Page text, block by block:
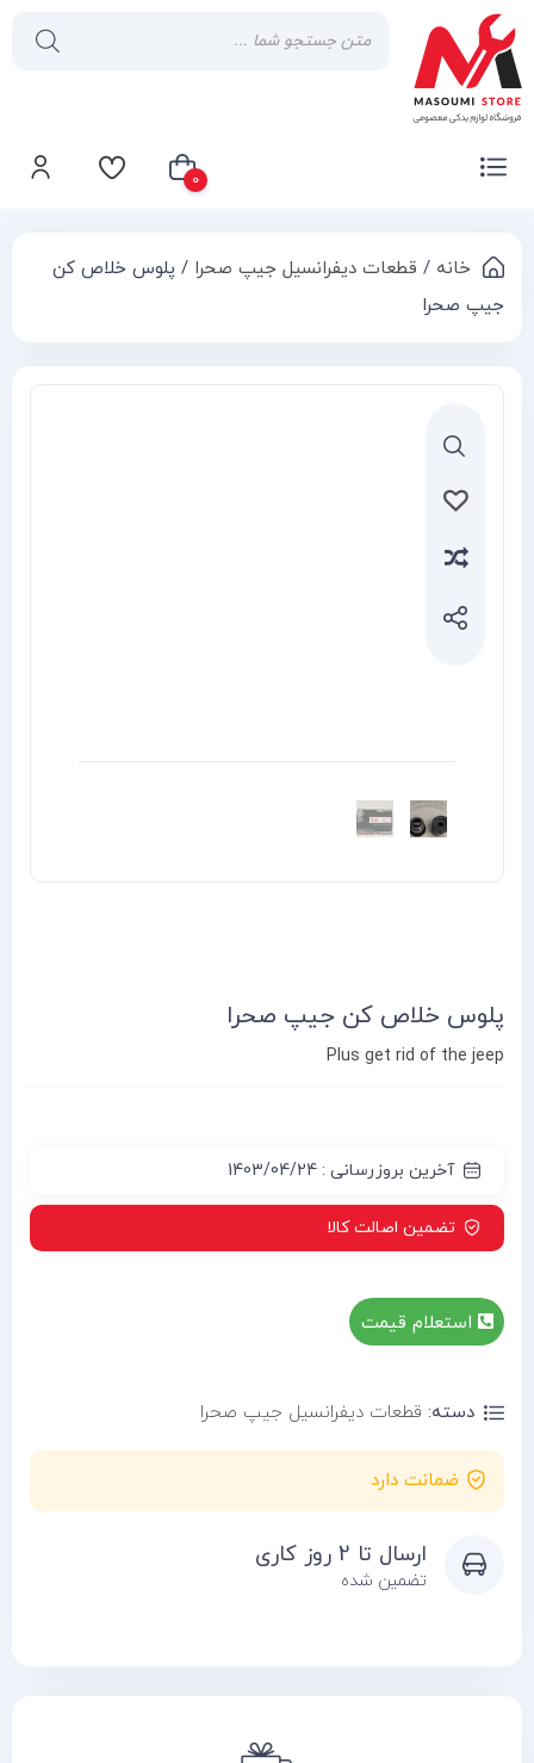
0
سبد خرید شما خالی است خانه / قطعات دیفرانسیل جیپ صحرا / پلوس خلاص کن
جیپ صحرا
پلوس خلاص کن جیپ صحرا
Plus get rid of the jeep
آخرین بروزرسانی : 1403/04/24
تضمین اصالت کالا
استعلام قیمت
دسته: قطعات دیفرانسیل جیپ صحرا
ضمانت دارد
ارسال تا 2 روز کاری
تضمین شده